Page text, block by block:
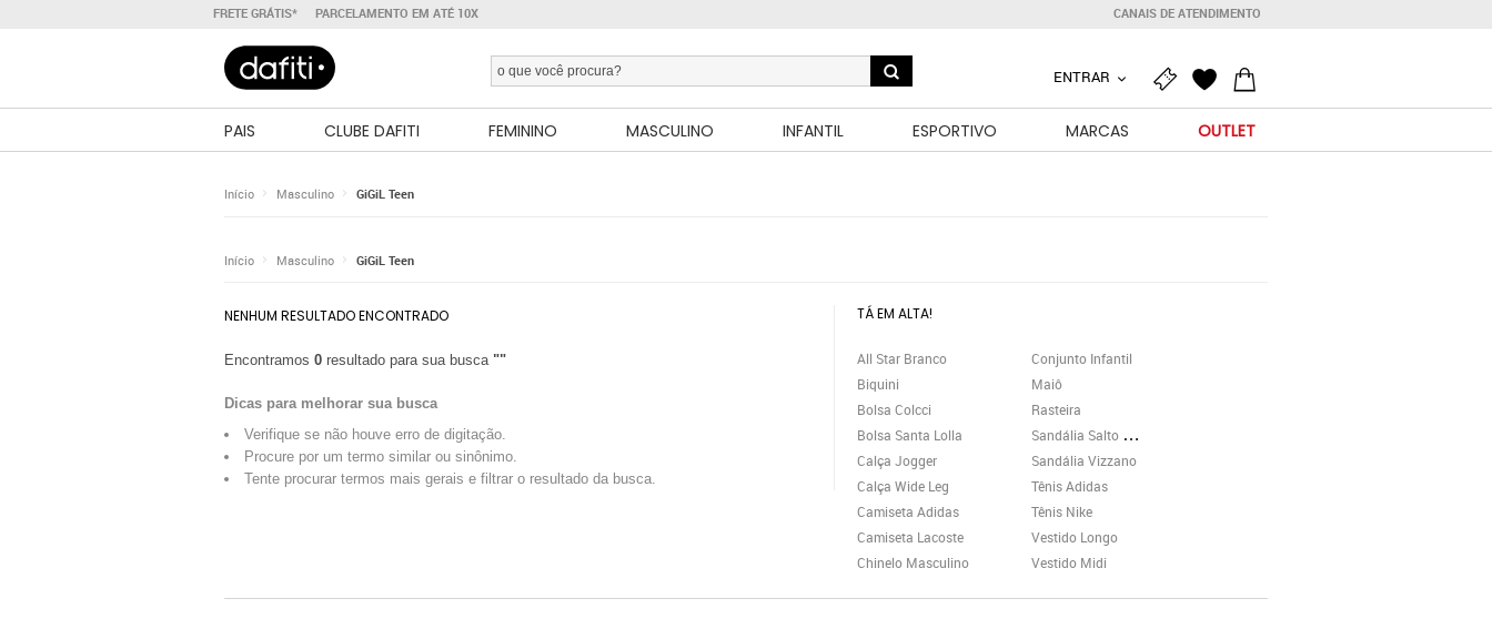
FRETE GRÁTIS* PARCELAMENTO EM ATÉ 10X CANAIS DE ATENDIMENTO
ENTRAR
PAIS CLUBE DAFITI FEMININO MASCULINO INFANTIL ESPORTIVO MARCAS OUTLET
Início Masculino GiGiL Teen
Início Masculino GiGiL Teen
NENHUM RESULTADO ENCONTRADO
Encontramos 0 resultado para sua busca ""
Dicas para melhorar sua busca
Verifique se não houve erro de digitação.
Procure por um termo similar ou sinônimo.
Tente procurar termos mais gerais e filtrar o resultado da busca.
TÁ EM ALTA!
All Star Branco
Biquini
Bolsa Colcci
Bolsa Santa Lolla
Calça Jogger
Calça Wide Leg
Camiseta Adidas
Camiseta Lacoste
Chinelo Masculino
Conjunto Infantil
Maiô
Rasteira
Sandália Salto Grosso
Sandália Vizzano
Tênis Adidas
Tênis Nike
Vestido Longo
Vestido Midi